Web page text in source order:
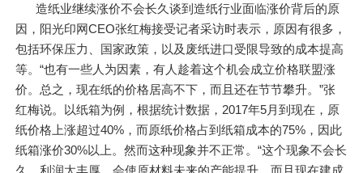
造纸业继续涨价不会长久谈到造纸行业面临涨价背后的原
因，阳光印网CEO张红梅接受记者采访时表示，原因有很多，
包括环保压力、国家政策，以及废纸进口受限导致的成本提高
等。“也有一些人为因素，有人趁着这个机会成立价格联盟涨
价。总之，现在纸的价格居高不下，而且还在节节攀升。”张
红梅说。以纸箱为例，根据统计数据，2017年5月到现在，原
纸价格上涨超过40%，而原纸价格占到纸箱成本的75%，因此
纸箱涨价30%以上。然而这种现象并不正常。“这个现象不会长
久。利润太丰厚，会使原材料未来的产能提升，而且现在建成